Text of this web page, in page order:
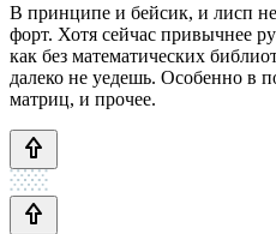
В принципе и бейсик, и лисп
форт. Хотя сейчас привычнее
как без математических
далеко не уедешь. Особенно в
матриц, и прочее.